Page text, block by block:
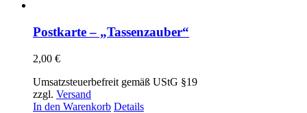
Postkarte – „Tassenzauber“
2,00 €
Umsatzsteuerbefreit gemäß UStG §19
zzgl. Versand
In den Warenkorb Details